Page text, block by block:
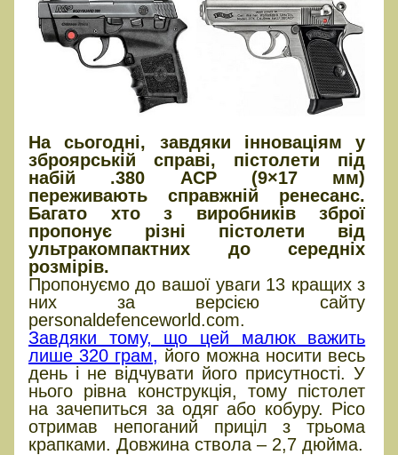
На сьогодні, завдяки інноваціям у
зброярській справі, пістолети під
набій .380 ACP (9×17 мм)
переживають справжній ренесанс.
Багато хто з виробників зброї
пропонує різні пістолети від
ультракомпактних до середніх
розмірів.
Пропонуємо до вашої уваги 13 кращих з
них за версією сайту
personaldefenceworld.com.
Завдяки тому, що цей малюк важить
лише 320 грам, його можна носити весь
день і не відчувати його присутності. У
нього рівна конструкція, тому пістолет
на зачепиться за одяг або кобуру. Pico
отримав непоганий приціл з трьома
крапками. Довжина ствола – 2,7 дюйма.